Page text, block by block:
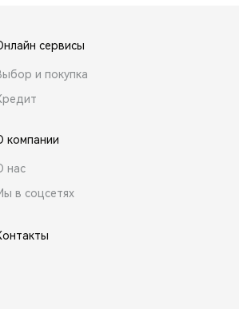
сервисы
и покупка
компании
нас
в соцсетях